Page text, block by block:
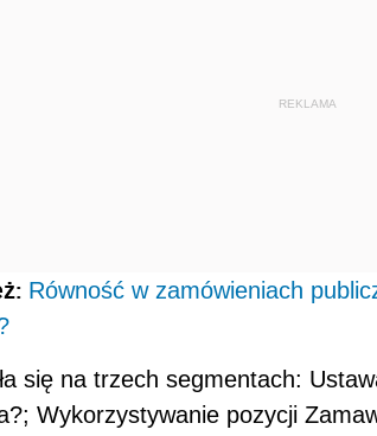
REKLAMA
Równość w zamówieniach
się na trzech segmentach:
Wykorzystywanie pozycji